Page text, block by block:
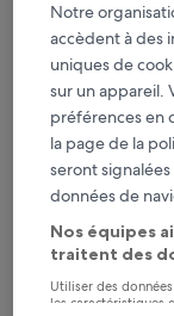
Guest
Guest House
Hébergement
3.0 étoiles
À 17 km de :
9.4
sur
10,
Exceptionnel,
(17 avis)
9,4/10
Bellevue
Notre
accèdent à des
uniques de
sur un appareil.
préférences en
la page de la
seront
données de
Nos équipes
traitent des
Utiliser des
les caractéristiques